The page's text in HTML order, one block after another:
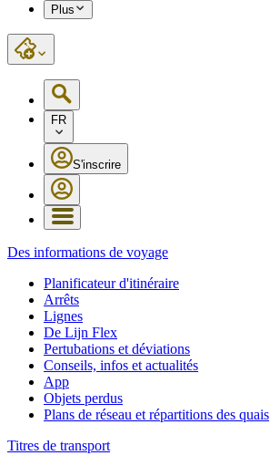
Plus
FR
S'inscrire
Des informations de voyage
Planificateur d'itinéraire
Arrêts
Lignes
De Lijn Flex
Pertubations et déviations
Conseils, infos et actualités
App
Objets perdus
Plans de réseau et répartitions des quais
Titres de transport